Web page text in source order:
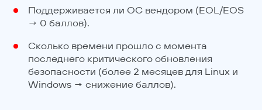
Поддерживается ли ОС вендором (EOL/EOS
→ 0 баллов).
Сколько времени прошло с момента
последнего критического обновления
безопасности (более 2 месяцев для Linux и
Windows → снижение баллов).